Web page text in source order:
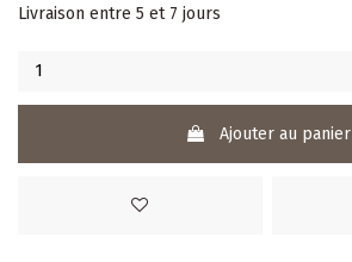
Livraison entre 5 et 7 jours
Ajouter au panier